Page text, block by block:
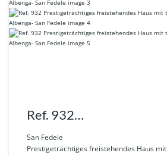
Ref. 932
Prestigeträchtiges
San Fedele
Prestigeträchtiges freistehendes Haus mit